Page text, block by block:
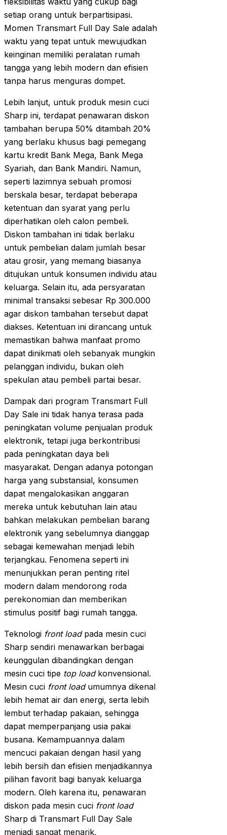
setiap orang untuk berpartisipasi.
Momen Transmart Full Day Sale adalah
waktu yang tepat untuk mewujudkan
keinginan memiliki peralatan rumah
tangga yang lebih modern dan efisien
tanpa harus menguras dompet.
Lebih lanjut, untuk produk mesin cuci
Sharp ini, terdapat penawaran diskon
tambahan berupa 50% ditambah 20%
yang berlaku khusus bagi pemegang
kartu kredit Bank Mega, Bank Mega
Syariah, dan Bank Mandiri. Namun,
seperti lazimnya sebuah promosi
berskala besar, terdapat beberapa
ketentuan dan syarat yang perlu
diperhatikan oleh calon pembeli.
Diskon tambahan ini tidak berlaku
untuk pembelian dalam jumlah besar
atau grosir, yang memang biasanya
ditujukan untuk konsumen individu atau
keluarga. Selain itu, ada persyaratan
minimal transaksi sebesar Rp 300.000
agar diskon tambahan tersebut dapat
diakses. Ketentuan ini dirancang untuk
memastikan bahwa manfaat promo
dapat dinikmati oleh sebanyak mungkin
pelanggan individu, bukan oleh
spekulan atau pembeli partai besar.
Dampak dari program Transmart Full
Day Sale ini tidak hanya terasa pada
peningkatan volume penjualan produk
elektronik, tetapi juga berkontribusi
pada peningkatan daya beli
masyarakat. Dengan adanya potongan
harga yang substansial, konsumen
dapat mengalokasikan anggaran
mereka untuk kebutuhan lain atau
bahkan melakukan pembelian barang
elektronik yang sebelumnya dianggap
sebagai kemewahan menjadi lebih
terjangkau. Fenomena seperti ini
menunjukkan peran penting ritel
modern dalam mendorong roda
perekonomian dan memberikan
stimulus positif bagi rumah tangga.
Teknologi front loadpada mesin cuci
Sharp sendiri menawarkan berbagai
keunggulan dibandingkan dengan
mesin cuci tipe top loadkonvensional.
Mesin cuci front loadumumnya dikenal
lebih hemat air dan energi, serta lebih
lembut terhadap pakaian, sehingga
dapat memperpanjang usia pakai
busana. Kemampuannya dalam
mencuci pakaian dengan hasil yang
lebih bersih dan efisien menjadikannya
pilihan favorit bagi banyak keluarga
modern. Oleh karena itu, penawaran
diskon pada mesin cuci front load
Sharp di Transmart Full Day Sale
menjadi sangat menarik,